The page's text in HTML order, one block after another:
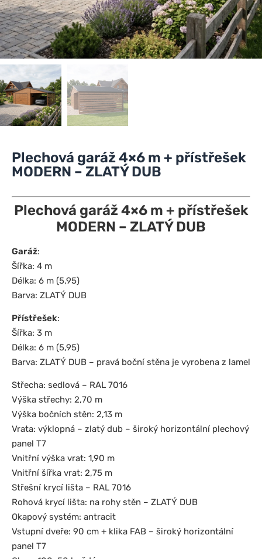
Plechová garáž 4×6 m + přístřešek
MODERN – ZLATÝ DUB
Plechová garáž 4×6 m + přístřešek
MODERN – ZLATÝ DUB
Garáž:
Šířka: 4 m
Délka: 6 m (5,95)
Barva: ZLATÝ DUB
Přístřešek:
Šířka: 3 m
Délka: 6 m (5,95)
Barva: ZLATÝ DUB – pravá boční stěna je vyrobena z lamel
Střecha: sedlová – RAL 7016
Výška střechy: 2,70 m
Výška bočních stěn: 2,13 m
Vrata: výklopná – zlatý dub – široký horizontální plechový
panel T7
Vnitřní výška vrat: 1,90 m
Vnitřní šířka vrat: 2,75 m
Střešní krycí lišta – RAL 7016
Rohová krycí lišta: na rohy stěn – ZLATÝ DUB
Okapový systém: antracit
Vstupní dveře: 90 cm + klika FAB – široký horizontální
panel T7